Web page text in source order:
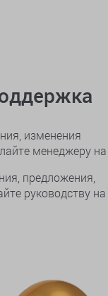
изменения
менеджеру на
предложения,
руководству на